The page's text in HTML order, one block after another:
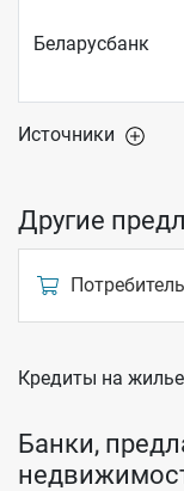
Беларусбанк
Источники
Другие
Кредиты на
Банки,